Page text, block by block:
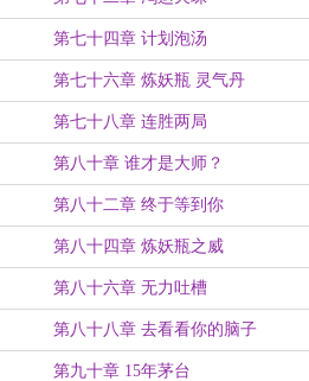
第七十四章 计划泡汤
第七十六章 炼妖瓶 灵气丹
第七十八章 连胜两局
第八十章 谁才是大师？
第八十二章 终于等到你
第八十四章 炼妖瓶之威
第八十六章 无力吐槽
第八十八章 去看看你的脑子
第九十章 15年茅台